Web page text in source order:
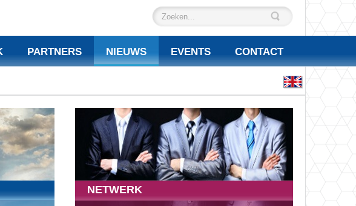
PARTNERS NIEUWS EVENTS CONTACT
NETWERK